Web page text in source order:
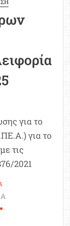
για το
για το
τις
2021